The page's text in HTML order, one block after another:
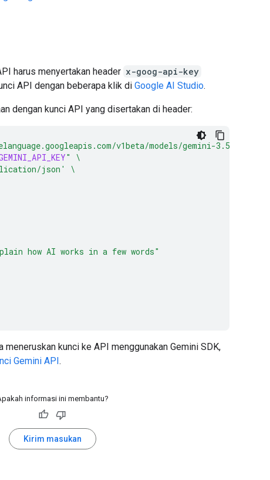
harus menyertakan header x-goog-api-key
API dengan beberapa klik di Google AI Studio.
dengan kunci API yang disertakan di header:
v1beta/models/gemini-3.5-
"
\
json'
\
how AI works in a few words"
meneruskan kunci ke API menggunakan Gemini SDK,
Gemini API.
informasi ini membantu?
Kirim masukan